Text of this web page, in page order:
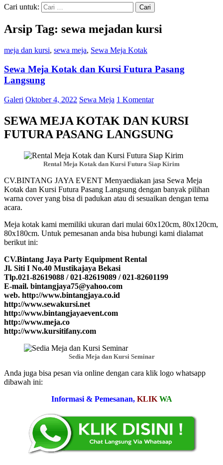
Cari untuk:
Arsip Tag: sewa mejadan kursi
meja dan kursi, sewa meja, Sewa Meja Kotak
Sewa Meja Kotak dan Kursi Futura Pasang
Langsung
Galeri Oktober 4, 2022 Sewa Meja 1 Komentar
SEWA MEJA KOTAK DAN KURSI
FUTURA PASANG LANGSUNG
Rental Meja Kotak dan Kursi Futura Siap Kirim
CV.BINTANG JAYA EVENT Menyaediakan jasa Sewa Meja
Kotak dan Kursi Futura Pasang Langsung dengan banyak pilihan
warna cover yang bisa di padukan atau di sesuaikan dengan tema
acara.
Meja kotak kami memiliki ukuran dari mulai 60x120cm, 80x120cm,
80x180cm. Untuk pemesanan anda bisa hubungi kami dialamat
berikut ini:
CV.Bintang Jaya Party Equipment Rental
Jl. Siti I No.40 Mustikajaya Bekasi
Tlp.021-82619088 / 021-82619089 / 021-82601199
E-mail. bintangjaya75@yahoo.com
web. http://www.bintangjaya.co.id
http://www.sewakursi.net
http://www.bintangjayaevent.com
http://www.meja.co
http://www.kursitifany.com
Sedia Meja dan Kursi Seminar
Anda juga bisa pesan via online dengan cara klik logo whatsapp
dibawah ini:
Informasi & Pemesanan, KLIK WA